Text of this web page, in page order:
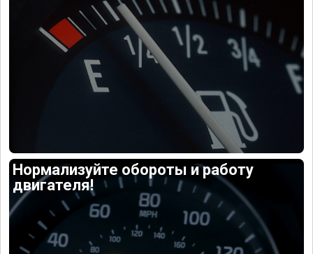
Нормализуйте обороты и работу
двигателя!